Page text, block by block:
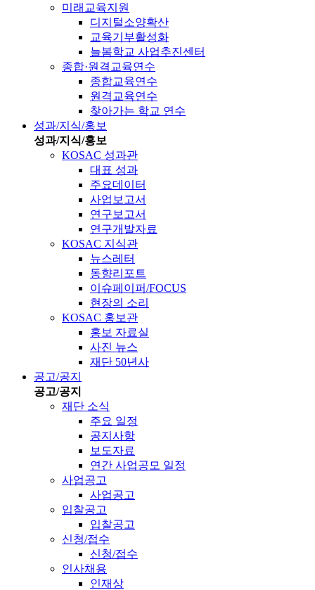
미래교육지원
디지털소양확산
교육기부활성화
늘봄학교 사업추진센터
종합·원격교육연수
종합교육연수
원격교육연수
찾아가는 학교 연수
성과/지식/홍보
성과/지식/홍보
KOSAC 성과관
대표 성과
주요데이터
사업보고서
연구보고서
연구개발자료
KOSAC 지식관
뉴스레터
동향리포트
이슈페이퍼/FOCUS
현장의 소리
KOSAC 홍보관
홍보 자료실
사진 뉴스
재단 50년사
공고/공지
공고/공지
재단 소식
주요 일정
공지사항
보도자료
연간 사업공모 일정
사업공고
사업공고
입찰공고
입찰공고
신청/접수
신청/접수
인사채용
인재상